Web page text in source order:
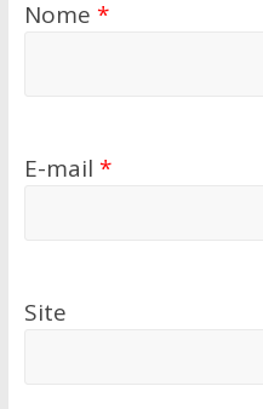
Nome *
E-mail *
Site